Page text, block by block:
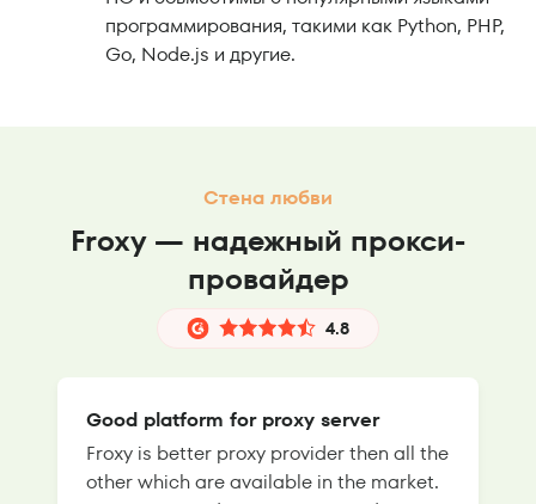
программирования, такими как Python, PHP,
Go, Node.js и другие.
Стена любви
Froxy — надежный прокси-
провайдер
4.8
Good platform for proxy server
Froxy is better proxy provider then all the
other which are available in the market.